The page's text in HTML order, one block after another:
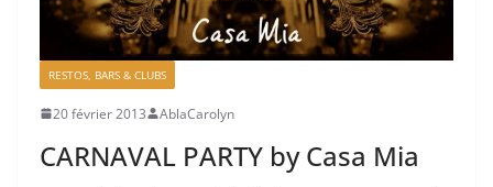
RESTOS, BARS & CLUBS
20 février 2013 AblaCarolyn
CARNAVAL PARTY by Casa Mia